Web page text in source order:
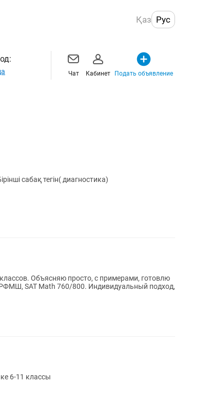
Қаз Рус
Чат Кабинет Подать объявление
сабақ тегін( диагностика)
Объясняю просто, с примерами, готовлю
SAT Math 760/800. Индивидуальный подход,
6-11 классы